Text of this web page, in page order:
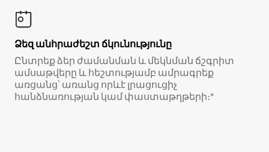
Ձեզ անհրաժեշտ ճկունությունը
Ընտրեք ձեր ժամանման և մեկնման ճշգրիտ
ամսաթվերը և հեշտությամբ ամրագրեք
առցանց՝ առանց որևէ լրացուցիչ
հանձնառության կամ փաստաթղթերի։*